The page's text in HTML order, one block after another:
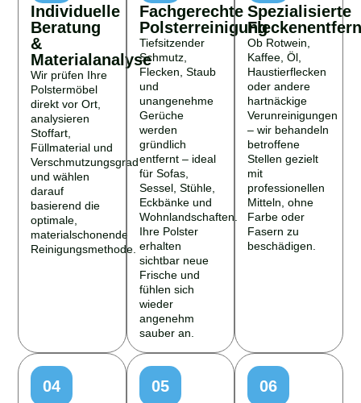
Individuelle
Beratung
&
Materialanalyse
Wir prüfen Ihre
Polstermöbel
direkt vor Ort,
analysieren
Stoffart,
Füllmaterial und
Verschmutzungsgrad
und wählen
darauf
basierend die
optimale,
materialschonende
Reinigungsmethode.
Fachgerechte
Polsterreinigung
Tiefsitzender
Schmutz,
Flecken, Staub
und
unangenehme
Gerüche
werden
gründlich
entfernt – ideal
für Sofas,
Sessel, Stühle,
Eckbänke und
Wohnlandschaften.
Ihre Polster
erhalten
sichtbar neue
Frische und
fühlen sich
wieder
angenehm
sauber an.
Spezialisierte
Ob Rotwein,
Kaffee, Öl,
Haustierflecken
oder andere
hartnäckige
Verunreinigungen
– wir behandeln
betroffene
Stellen gezielt
mit
professionellen
Mitteln, ohne
Farbe oder
Fasern zu
beschädigen.
04
05
06